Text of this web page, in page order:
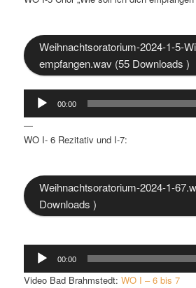
Weihnachtsoratorium-2024-1-5-
empfangen.wav (55 Downloads )
Audio-
Player
00:00
—
WO I- 6 Rezitativ und I-7:
Weihnachtsoratorium-2024-1-
Downloads )
Audio-
Player
00:00
Video Bad Brahmstedt:WO I – 6 bis 7